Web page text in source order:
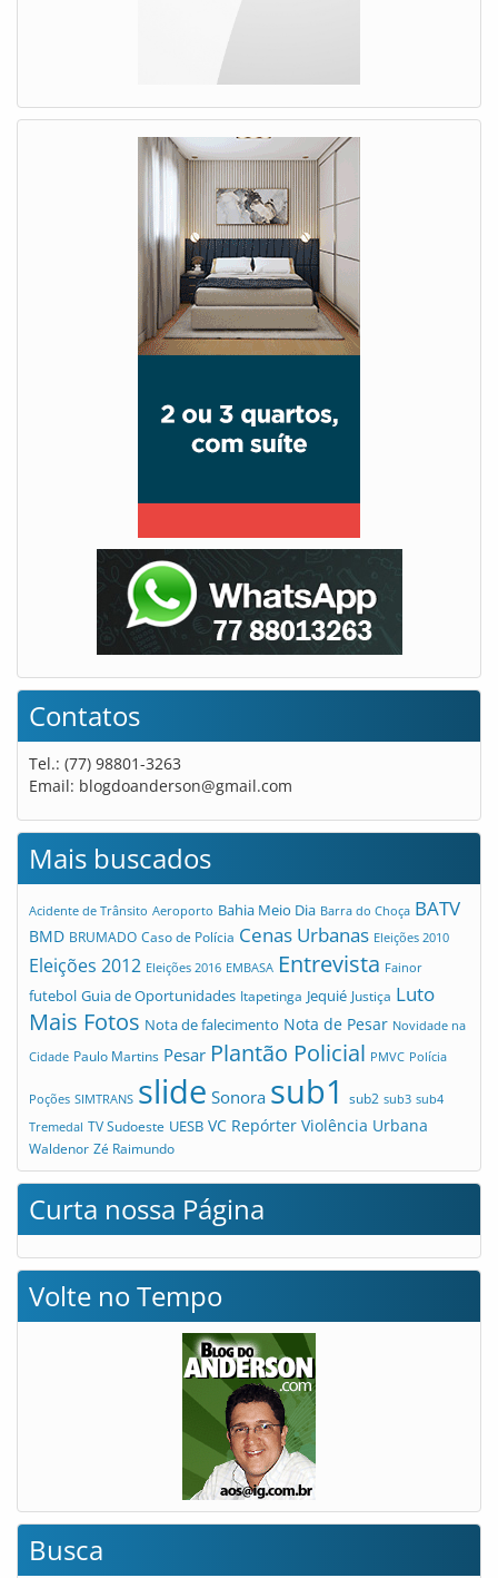
Contatos
Tel.: (77) 98801-3263
Email: blogdoanderson@gmail.com
Mais buscados
Acidente de Trânsito Aeroporto Bahia Meio Dia Barra do Choça BATV
BMD BRUMADO Caso de Polícia Cenas Urbanas Eleições 2010
Eleições 2012 Eleições 2016 EMBASA Entrevista Fainor
futebol Guia de Oportunidades Itapetinga Jequié Justiça Luto
Mais Fotos Nota de falecimento Nota de Pesar Novidade na
Cidade Paulo Martins Pesar Plantão Policial PMVC Polícia
Poções SIMTRANS slide Sonora sub1 sub2 sub3 sub4
Tremedal TV Sudoeste UESB VC Repórter Violência Urbana
Waldenor Zé Raimundo
Curta nossa Página
Volte no Tempo
Busca